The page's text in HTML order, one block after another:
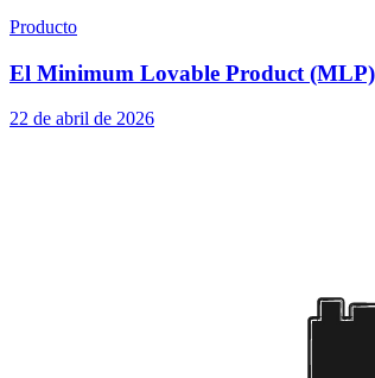
Producto
El Minimum Lovable Product (MLP)
22 de abril de 2026